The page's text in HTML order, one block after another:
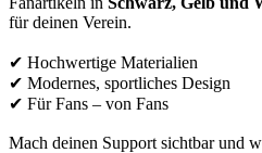
für deinen Verein.
✔ Hochwertige Materialien
✔ Modernes, sportliches Design
✔ Für Fans – von Fans
Mach deinen Support sichtbar und